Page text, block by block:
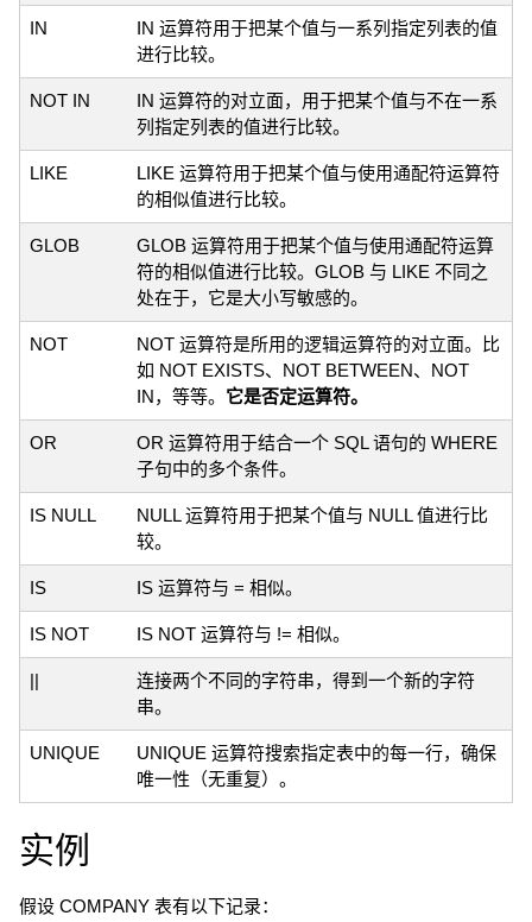
IN
IN 运算符用于把某个值与一系列指定列表的值
进行比较。
NOT IN
IN 运算符的对立面，用于把某个值与不在一系
列指定列表的值进行比较。
LIKE
LIKE 运算符用于把某个值与使用通配符运算符
的相似值进行比较。
GLOB
GLOB 运算符用于把某个值与使用通配符运算
符的相似值进行比较。GLOB 与 LIKE 不同之
处在于，它是大小写敏感的。
NOT
NOT 运算符是所用的逻辑运算符的对立面。比
如 NOT EXISTS、NOT BETWEEN、NOT
IN，等等。 它是否定运算符。
OR
OR 运算符用于结合一个 SQL 语句的 WHERE
子句中的多个条件。
IS NULL
NULL 运算符用于把某个值与 NULL 值进行比
较。
IS IS 运算符与 = 相似。
IS NOT IS NOT 运算符与 != 相似。
||
连接两个不同的字符串，得到一个新的字符
串。
UNIQUE
UNIQUE 运算符搜索指定表中的每一行，确保
唯一性（无重复）。
实例
假设 COMPANY 表有以下记录：